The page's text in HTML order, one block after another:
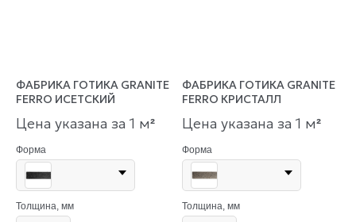
ФАБРИКА ГОТИКА GRANITE
FERRO ИСЕТСКИЙ
Цена указана за 1 м²
Форма
Толщина, мм
ФАБРИКА ГОТИКА GRANITE
FERRO КРИСТАЛЛ
Цена указана за 1 м²
Форма
Толщина, мм